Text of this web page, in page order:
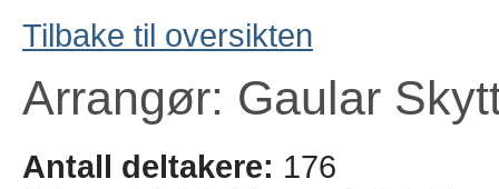
Tilbake til oversikten
Arrangør: Gaular
Antall deltakere: 176